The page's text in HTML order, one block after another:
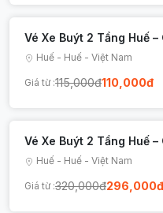
Phù hợp cho
khách muốn
TECOTRIP ngay hôm
trình khám phá cố đô
nhớ!
Vé Xe Buýt 2 Tầng Huế
Huế - Huế - Việt Nam
Giá từ :115,000đ110,000đ
Vé Xe Buýt 2 Tầng Huế
Huế - Huế - Việt Nam
Giá từ :320,000đ296,000đ